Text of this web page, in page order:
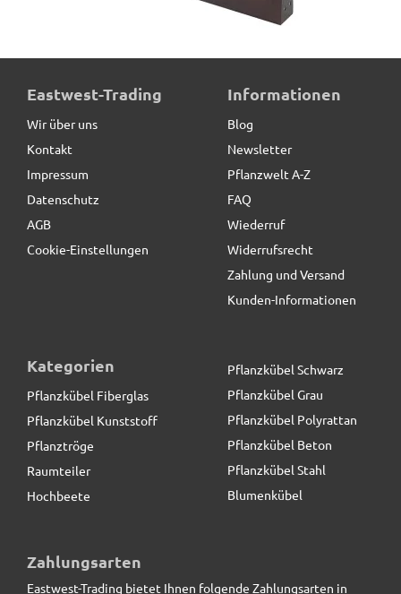
Beeteinfassung VERDURA aus Cortenstahl,
49,90 € *
Eastwest-Trading
Wir über uns
Kontakt
Impressum
Datenschutz
AGB
Cookie-Einstellungen
Informationen
Blog
Newsletter
Pflanzwelt A-Z
FAQ
Wiederruf
Widerrufsrecht
Zahlung und Versand
Kunden-Informationen
Kategorien
Pflanzkübel Fiberglas
Pflanzkübel Kunststoff
Pflanztröge
Raumteiler
Hochbeete
Pflanzkübel Schwarz
Pflanzkübel Grau
Pflanzkübel Polyrattan
Pflanzkübel Beton
Pflanzkübel Stahl
Blumenkübel
Zahlungsarten
Eastwest-Trading bietet Ihnen folgende Zahlungsarten in